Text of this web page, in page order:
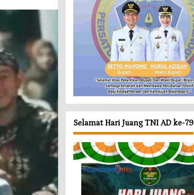
Selamat Hari Juang TNI AD ke-79